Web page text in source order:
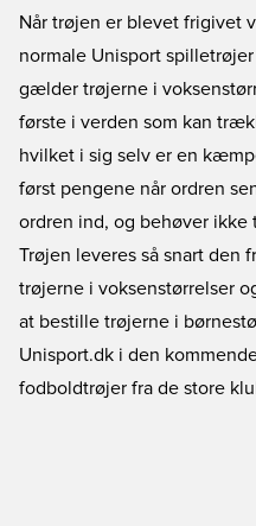
Når trøjen er blevet frigivet
normale Unisport
gælder trøjerne i
første i verden som kan
hvilket i sig selv er en
først pengene når ordren
ordren ind, og behøver
Trøjen leveres så snart den
trøjerne i voksenstørrelser
at bestille trøjerne i
Unisport.dk i den
fodboldtrøjer fra de store